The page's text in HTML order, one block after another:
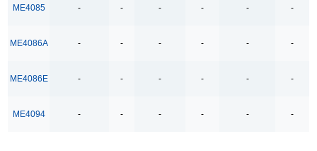
1Kbyte
ME4085 - - - - - -
ME4086A - - - - - -
ME4086E - - - - - -
ME4094 - - - - - -